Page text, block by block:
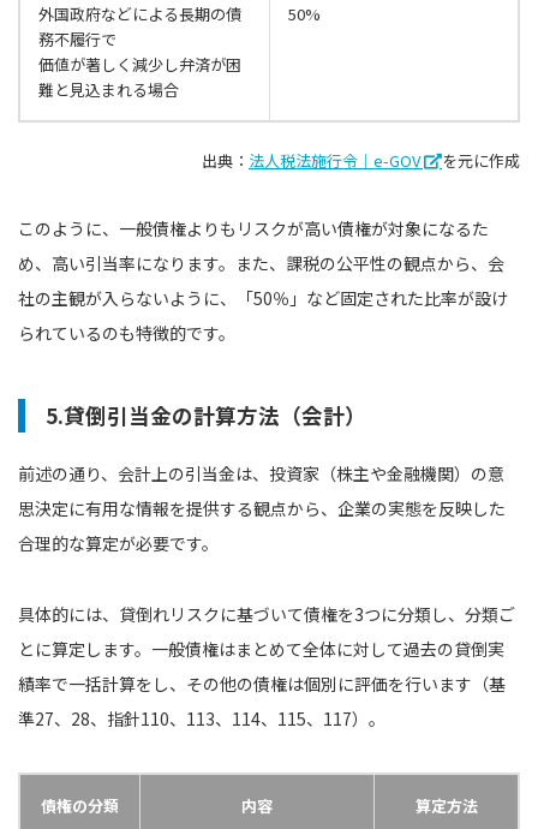
外国政府などによる長期の債
務不履行で
価値が著しく減少し弁済が困
難と見込まれる場合
50%
出典： 法人税法施行令｜e-GOV を元に作成
このように、一般債権よりもリスクが高い債権が対象になるた
め、高い引当率になります。また、課税の公平性の観点から、会
社の主観が入らないように、「50％」など固定された比率が設け
られているのも特徴的です。
5.貸倒引当金の計算方法（会計）
前述の通り、会計上の引当金は、投資家（株主や金融機関）の意
思決定に有用な情報を提供する観点から、企業の実態を反映した
合理的な算定が必要です。
具体的には、貸倒れリスクに基づいて債権を3つに分類し、分類ご
とに算定します。一般債権はまとめて全体に対して過去の貸倒実
績率で一括計算をし、その他の債権は個別に評価を行います（基
準27、28、指針110、113、114、115、117）。
債権の分類 内容 算定方法